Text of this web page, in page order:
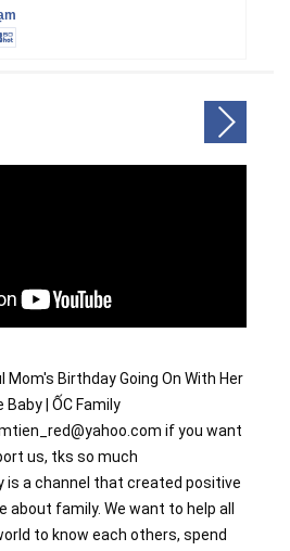
Mom's Birthday Going On With Her
Baby | ỐC Family
mtien_red@yahoo.com if you want
us, tks so much
is a channel that created positive
about family. We want to help all
to know each others, spend